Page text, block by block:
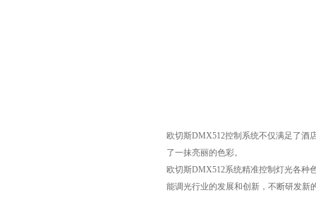
欧切斯DMX512控制系统不仅满足了酒
了一抹亮丽的色彩。
欧切斯DMX512系统精准控制灯光各种
能调光行业的发展和创新，不断研发新